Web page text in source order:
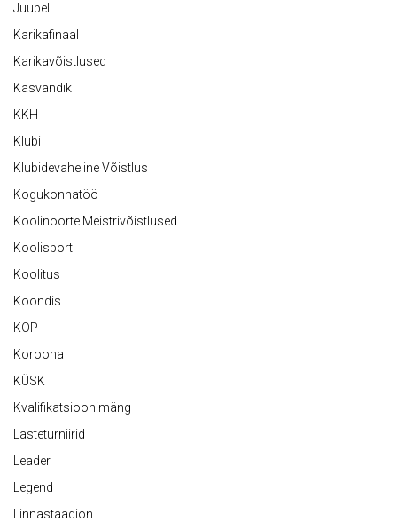
Juubel
Karikafinaal
Karikavõistlused
Kasvandik
KKH
Klubi
Klubidevaheline Võistlus
Kogukonnatöö
Koolinoorte Meistrivõistlused
Koolisport
Koolitus
Koondis
KOP
Koroona
KÜSK
Kvalifikatsioonimäng
Lasteturniirid
Leader
Legend
Linnastaadion